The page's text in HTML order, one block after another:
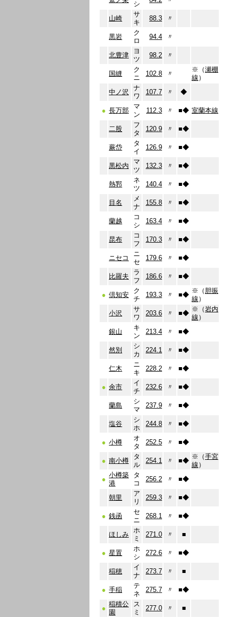
シ
山崎
サ
キ
88.3 〃
黒岩
ク
ロ
94.4 〃
北豊津
ヨ
ツ
98.2 〃
国縫
ク
ニ
102.8 〃
※（瀬棚
線 ）
中ノ沢
ナ
ワ
107.7 〃 ◆
● 長万部
マ
ン
112.3 〃 ■◆ 室蘭本線
二股
フ
タ
120.9 〃 ■◆
蕨岱
タ
イ
126.9 〃 ■◆
黒松内
マ
ツ
132.3 〃 ■◆
熱郛
ネ
ツ
140.4 〃 ■◆
目名
メ
ナ
155.8 〃 ■◆
蘭越
コ
シ
163.4 〃 ■◆
昆布
コ
フ
170.3 〃 ■◆
ニセコ
ニ
セ
179.6 〃 ■◆
比羅夫
ラ
フ
186.6 〃 ■◆
● 倶知安
ク
チ
193.3 〃 ■◆
※（ 胆振
線 ）
小沢
サ
ワ
203.6 〃 ■◆
※（岩内
線 ）
銀山
キ
ン
213.4 〃 ■◆
然別
シ
カ
224.1 〃 ■◆
仁木
ニ
キ
228.2 〃 ■◆
● 余市
イ
チ
232.6 〃 ■◆
蘭島
シ
マ
237.9 〃 ■◆
塩谷
シ
ホ
244.8 〃 ■◆
● 小樽
オ
タ
252.5 〃 ■◆
● 南小樽
タ
ル
254.1 〃 ■◆
※（手宮
線 ）
●
小樽築
港
タ
コ
256.2 〃 ■◆
朝里
ア
リ
259.3 〃 ■◆
● 銭函
セ
ニ
268.1 〃 ■◆
ほしみ
ホ
ミ
271.0 〃 ■
● 星置
ホ
シ
272.6 〃 ■◆
稲穂
イ
ナ
273.7 〃 ■
● 手稲
テ
ネ
275.7 〃 ■◆
●
稲積公
園
ス
ミ
277.0 〃 ■